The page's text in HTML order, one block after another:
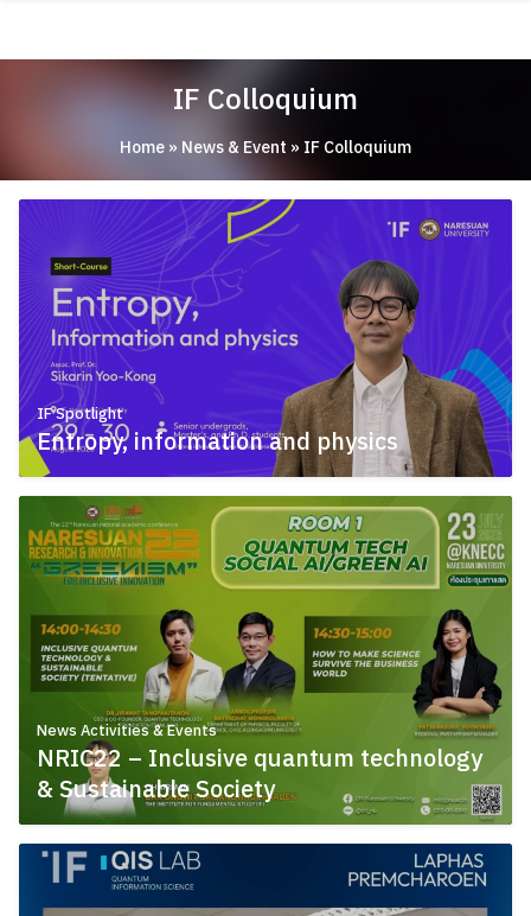
ACADEMICS
IF Colloquium
Home» News & Event » IF Colloquium
IF Spotlight
Entropy, information and physics
August 3, 2026
News Activities & Events
NRIC22 – Inclusive quantum technology
& Sustainable Society
July 23, 2026